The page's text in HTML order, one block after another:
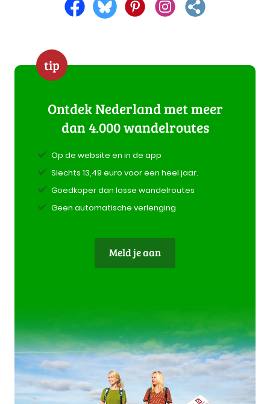
tip
Ontdek Nederland met meer
dan 4.000 wandelroutes
Op de website en in de app
Slechts 13,49 euro voor een heel jaar.
Goedkoper dan losse wandelroutes
Geen automatische verlenging
Meld je aan